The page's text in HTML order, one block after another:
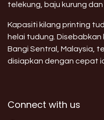
telekung, baju kurung
Kapasiti kilang printing
helai tudung.
Bangi Sentral, Malaysia,
disiapkan dengan cepat
Connect with us